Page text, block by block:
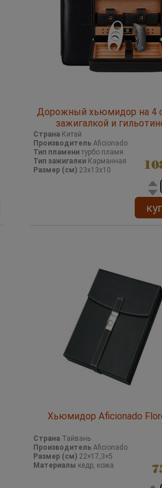
Дорожный хьюмидор на 4
зажигалкой и
Страна Китай
Производитель Aficionado
Тип пламени турбо пламя
Тип зажигалки Карманная
Размер (см) 23х13х10
Хьюмидор Aficionado
Страна Тайвань
Производитель Aficionado
Размер (см) 22×17,3×5
Материалы кедр, кожа